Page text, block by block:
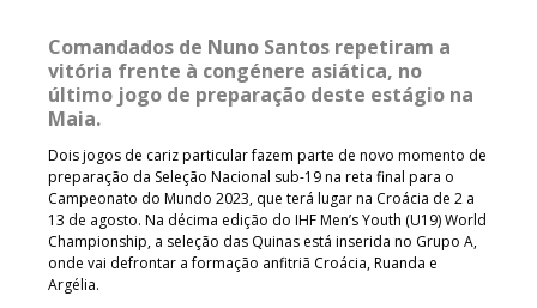
Comandados de Nuno Santos repetiram a
vitória frente à congénere asiática, no
último jogo de preparação deste estágio na
Maia.
Dois jogos de cariz particular fazem parte de novo momento de
preparação da Seleção Nacional sub-19 na reta final para o
Campeonato do Mundo 2023, que terá lugar na Croácia de 2 a
13 de agosto. Na décima edição do IHF Men’s Youth (U19) World
Championship, a seleção das Quinas está inserida no Grupo A,
onde vai defrontar a formação anfitriã Croácia, Ruanda e
Argélia.